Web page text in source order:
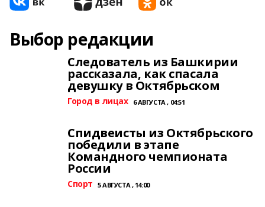
Выбор редакции
Следователь из Башкирии
рассказала, как спасала
девушку в Октябрьском
Город в лицах 6 АВГУСТА , 04:51
Спидвеисты из Октябрьского
победили в этапе
Командного чемпионата
России
Спорт 5 АВГУСТА , 14:00